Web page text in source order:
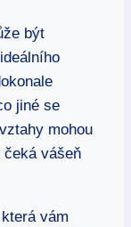
být
‍jiné​ se
mohou
⁢vášeň
​vám